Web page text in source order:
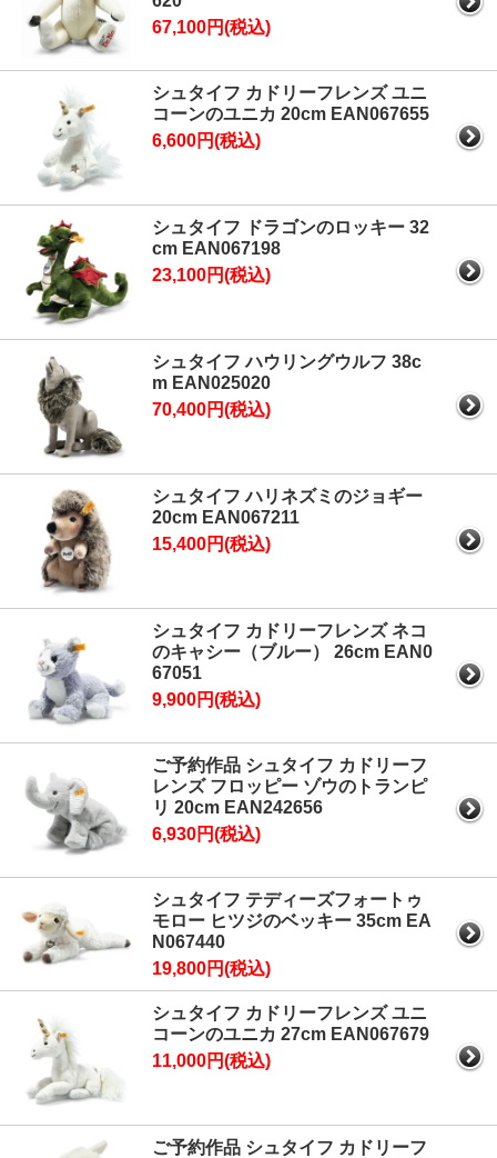
67,100円(税込)
シュタイフ カドリーフレンズ ユニ
コーンのユニカ 20cm EAN067655
6,600円(税込)
シュタイフ ドラゴンのロッキー 32
cm EAN067198
23,100円(税込)
シュタイフ ハウリングウルフ 38c
m EAN025020
70,400円(税込)
シュタイフ ハリネズミのジョギー
20cm EAN067211
15,400円(税込)
シュタイフ カドリーフレンズ ネコ
のキャシー（ブルー） 26cm EAN0
67051
9,900円(税込)
ご予約作品 シュタイフ カドリーフ
レンズ フロッピー ゾウのトランピ
リ 20cm EAN242656
6,930円(税込)
シュタイフ テディーズフォートゥ
モロー ヒツジのベッキー 35cm EA
N067440
19,800円(税込)
シュタイフ カドリーフレンズ ユニ
コーンのユニカ 27cm EAN067679
11,000円(税込)
ご予約作品 シュタイフ カドリーフ